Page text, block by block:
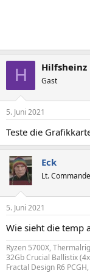
H Hilfsheinz
Gast
5. Juni 2021
Teste die
Eck
Lt.
5. Juni 2021
Wie sieht die temp
Ryzen 5700X,
32Gb Crucial Ballistix
Fractal Design R6